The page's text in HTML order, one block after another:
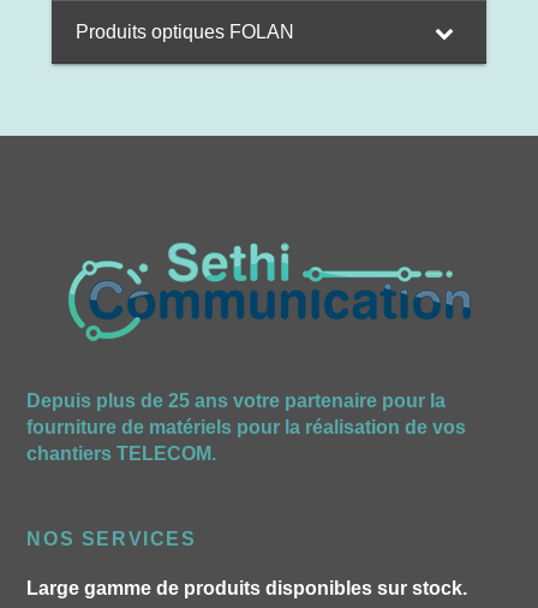
Produits optiques FOLAN
Depuis plus de 25 ans votre partenaire pour la
fourniture de matériels pour la réalisation de vos
chantiers TELECOM.
NOS SERVICES
Large gamme de produits disponibles sur stock.